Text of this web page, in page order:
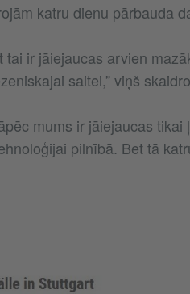
katru dienu pārbauda
ir jāiejaucas arvien
saitei,” viņš
mums ir jāiejaucas tikai
pilnībā. Bet tā